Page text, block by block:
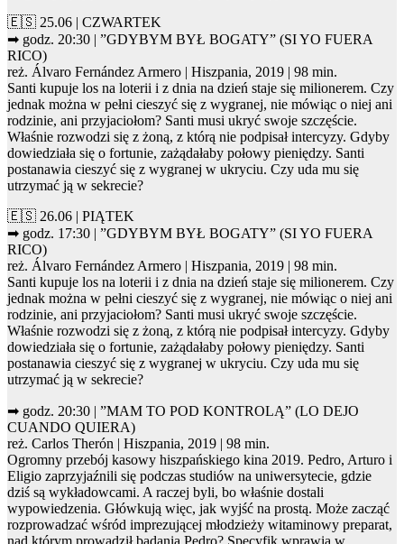
🇪🇸 25.06 | CZWARTEK
➡ godz. 20:30 | ”GDYBYM BYŁ BOGATY” (SI YO FUERA
RICO)
reż. Álvaro Fernández Armero | Hiszpania, 2019 | 98 min.
Santi kupuje los na loterii i z dnia na dzień staje się milionerem. Czy
jednak można w pełni cieszyć się z wygranej, nie mówiąc o niej ani
rodzinie, ani przyjaciołom? Santi musi ukryć swoje szczęście.
Właśnie rozwodzi się z żoną, z którą nie podpisał intercyzy. Gdyby
dowiedziała się o fortunie, zażądałaby połowy pieniędzy. Santi
postanawia cieszyć się z wygranej w ukryciu. Czy uda mu się
utrzymać ją w sekrecie?
🇪🇸 26.06 | PIĄTEK
➡ godz. 17:30 | ”GDYBYM BYŁ BOGATY” (SI YO FUERA
RICO)
reż. Álvaro Fernández Armero | Hiszpania, 2019 | 98 min.
Santi kupuje los na loterii i z dnia na dzień staje się milionerem. Czy
jednak można w pełni cieszyć się z wygranej, nie mówiąc o niej ani
rodzinie, ani przyjaciołom? Santi musi ukryć swoje szczęście.
Właśnie rozwodzi się z żoną, z którą nie podpisał intercyzy. Gdyby
dowiedziała się o fortunie, zażądałaby połowy pieniędzy. Santi
postanawia cieszyć się z wygranej w ukryciu. Czy uda mu się
utrzymać ją w sekrecie?
➡ godz. 20:30 | ”MAM TO POD KONTROLĄ” (LO DEJO
CUANDO QUIERA)
reż. Carlos Therón | Hiszpania, 2019 | 98 min.
Ogromny przebój kasowy hiszpańskiego kina 2019. Pedro, Arturo i
Eligio zaprzyjaźnili się podczas studiów na uniwersytecie, gdzie
dziś są wykładowcami. A raczej byli, bo właśnie dostali
wypowiedzenia. Główkują więc, jak wyjść na prostą. Może zacząć
rozprowadzać wśród imprezującej młodzieży witaminowy preparat,
nad którym prowadził badania Pedro? Specyfik wprawia w